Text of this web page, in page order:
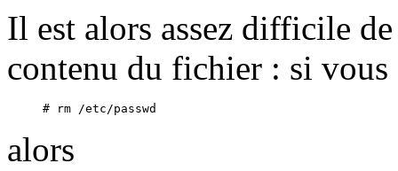
Il est alors assez difficile
contenu du fichier : si vous
alors